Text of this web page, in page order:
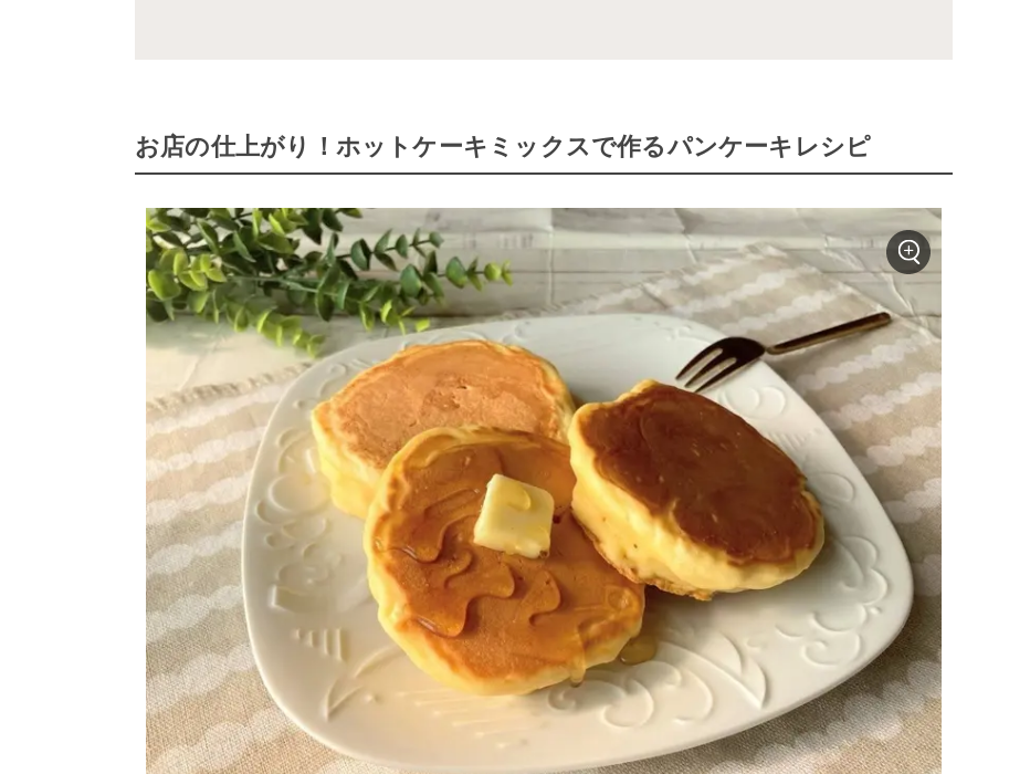
お店の仕上がり！ホットケーキミックスで作るパンケーキレシピ